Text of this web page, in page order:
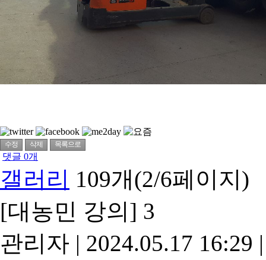
수정 삭제 목록으로
댓글 0개
갤러리 109개(2/6페이지)
[대농민 강의] 3
관리자 | 2024.05.17 16:29 |